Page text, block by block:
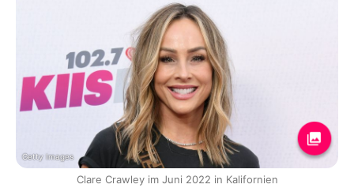
Getty Images
Clare Crawley im Juni 2022 in Kalifornien